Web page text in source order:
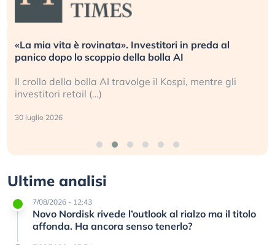
«La mia vita è rovinata». Investitori in preda al
panico dopo lo scoppio della bolla AI
Il crollo della bolla AI travolge il Kospi, mentre gli
investitori retail (…)
30 luglio 2026
Ultime analisi
7/08/2026 - 12:43
Novo Nordisk rivede l’outlook al rialzo ma il titolo
affonda. Ha ancora senso tenerlo?